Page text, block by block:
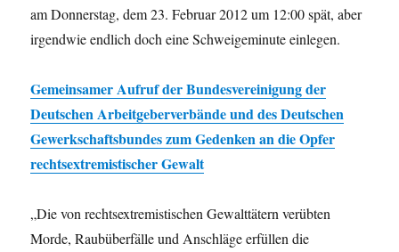
am Donnerstag, dem 23. Februar 2012 um 12:00 spät, aber
irgendwie endlich doch eine Schweigeminute einlegen.
Gemeinsamer Aufruf der Bundesvereinigung der
Deutschen Arbeitgeberverbände und des Deutschen
Gewerkschaftsbundes zum Gedenken an die Opfer
rechtsextremistischer Gewalt
„Die von rechtsextremistischen Gewalttätern verübten
Morde, Raubüberfälle und Anschläge erfüllen die